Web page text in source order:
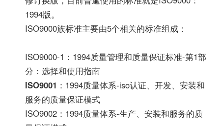
1994版。
ISO9000族标准主要由5个相关的标准组成：
ISO9000-1：1994质量管理和质量保证标准-第1部
分：选择和使用指南
ISO9001 ：1994质量体系-iso认证、开发、安装和
服务的质量保证模式
ISO9002：1994质量体系-生产、安装和服务的质